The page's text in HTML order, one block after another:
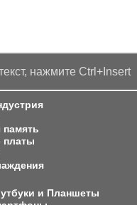
нажмите Ctrl+Insert
память
платы
и Планшеты